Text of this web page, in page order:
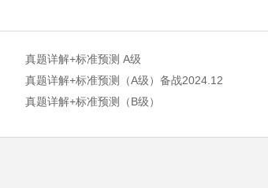
真题详解+标准预测 A级
真题详解+标准预测（A级）备战2024.12
真题详解+标准预测（B级）